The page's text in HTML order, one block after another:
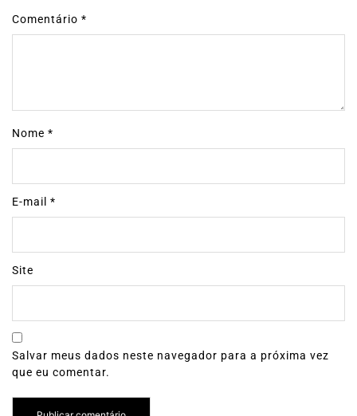
Comentário *
Nome *
E-mail *
Site
Salvar meus dados neste navegador para a próxima vez
que eu comentar.